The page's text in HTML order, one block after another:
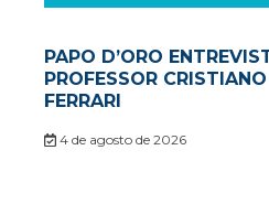
PAPO D’ORO
PROFESSOR CRISTIANO
FERRARI
4 de agosto de 2026